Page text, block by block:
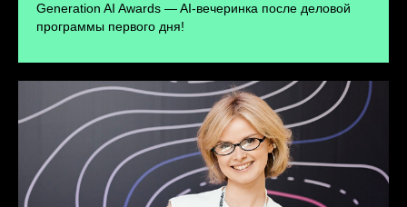
Generation AI Awards — AI-вечеринка после деловой
программы первого дня!